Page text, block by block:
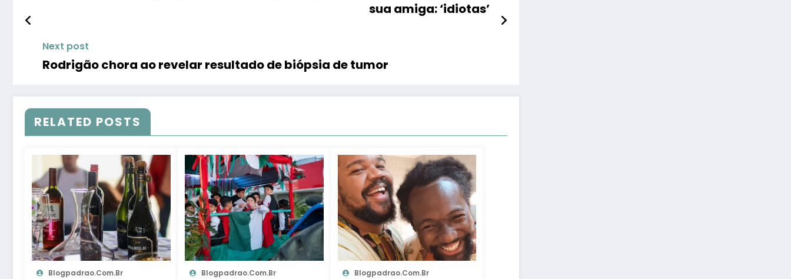
sua amiga: ‘idiotas’
Next post
Rodrigão chora ao revelar resultado de biópsia de tumor
RELATED POSTS
Blogpadrao.com.br Blogpadrao.com.br Blogpadrao.com.br